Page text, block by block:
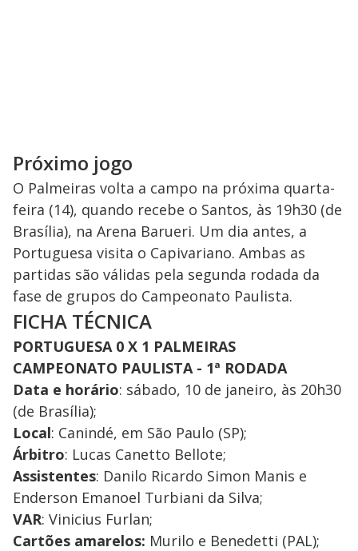
Próximo jogo
O Palmeiras volta a campo na próxima quarta-
feira (14), quando recebe o Santos, às 19h30 (de
Brasília), na Arena Barueri. Um dia antes, a
Portuguesa visita o Capivariano. Ambas as
partidas são válidas pela segunda rodada da
fase de grupos do Campeonato Paulista.
FICHA TÉCNICA
PORTUGUESA 0 X 1 PALMEIRAS
CAMPEONATO PAULISTA - 1ª RODADA
Data e horário: sábado, 10 de janeiro, às 20h30
(de Brasília);
Local: Canindé, em São Paulo (SP);
Árbitro: Lucas Canetto Bellote;
Assistentes: Danilo Ricardo Simon Manis e
Enderson Emanoel Turbiani da Silva;
VAR: Vinicius Furlan;
Cartões amarelos: Murilo e Benedetti (PAL);